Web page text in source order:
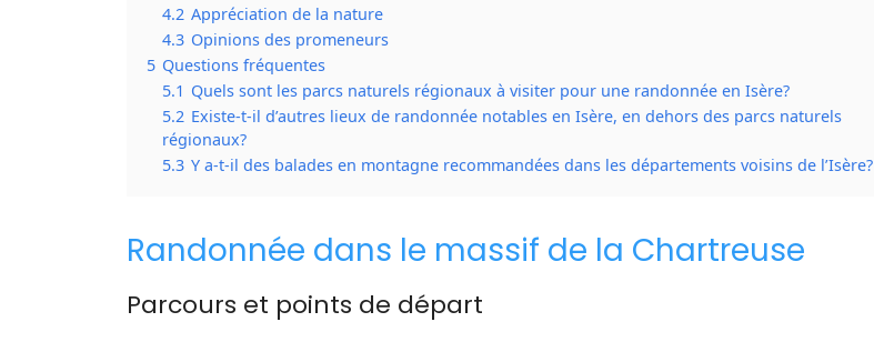
4.2 Appréciation de la nature
4.3 Opinions des promeneurs
5 Questions fréquentes
5.1 Quels sont les parcs naturels régionaux à visiter pour une randonnée en Isère?
5.2 Existe-t-il d’autres lieux de randonnée notables en Isère, en dehors des parcs naturels
régionaux?
5.3 Y a-t-il des balades en montagne recommandées dans les départements voisins de l’Isère?
Randonnée dans le massif de la Chartreuse
Parcours et points de départ